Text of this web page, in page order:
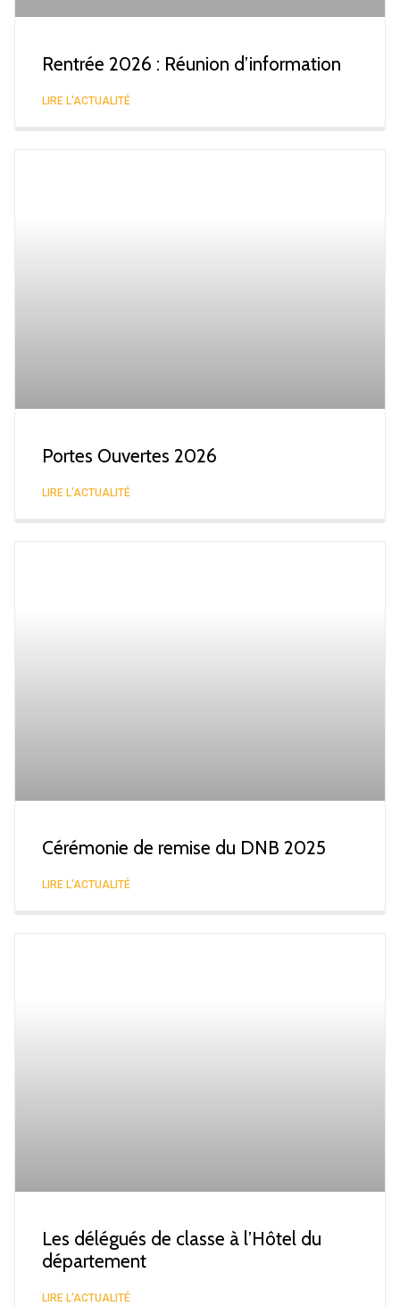
Rentrée 2026 : Réunion d’information
LIRE L'ACTUALITÉ
Portes Ouvertes 2026
LIRE L'ACTUALITÉ
Cérémonie de remise du DNB 2025
LIRE L'ACTUALITÉ
Les délégués de classe à l’Hôtel du
département
LIRE L'ACTUALITÉ